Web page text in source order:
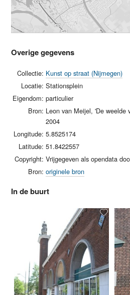
Overige gegevens
Collectie: Kunst op straat (Nijmegen)
Locatie: Stationsplein
Eigendom: particulier
Bron: Leon van Meijel, 'De weelde
2004
Longitude: 5.8525174
Latitude: 51.8422557
Copyright: Vrijgegeven als opendata
Bron: originele bron
In de buurt